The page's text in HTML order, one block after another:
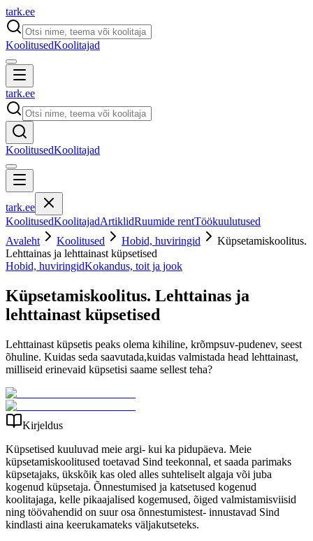
tark.ee
KoolitusedKoolitajad
tark.ee
KoolitusedKoolitajad
tark.ee
KoolitusedKoolitajadArtiklidRuumide rentTöökuulutused
Avaleht
Koolitused Hobid, huviringid
Küpsetamiskoolitus.
Lehttainas ja lehttainast küpsetised
Hobid, huviringidKokandus, toit ja jook
Küpsetamiskoolitus. Lehttainas ja
lehttainast küpsetised
Lehttainast küpsetis peaks olema kihiline, krõmpsuv-pudenev, seest
õhuline. Kuidas seda saavutada,kuidas valmistada head lehttainast,
milliseid erinevaid küpsetisi saame sellest teha?
Kirjeldus
Küpsetised kuuluvad meie argi- kui ka pidupäeva. Meie
küpsetamiskoolitused toetavad Sind teekonnal, et saada parimaks
küpsetajaks, ükskõik kas oled alles suhteliselt algaja või juba
kogenud küpsetaja. Õnnestumised ja katsetused kogenud
koolitajaga, kelle pikaajalised kogemused, õiged valmistamisviisid
ning töövahendid on suur osa õnnestumistest- innustavad Sind
kindlasti aina keerukamateks väljakutseteks.